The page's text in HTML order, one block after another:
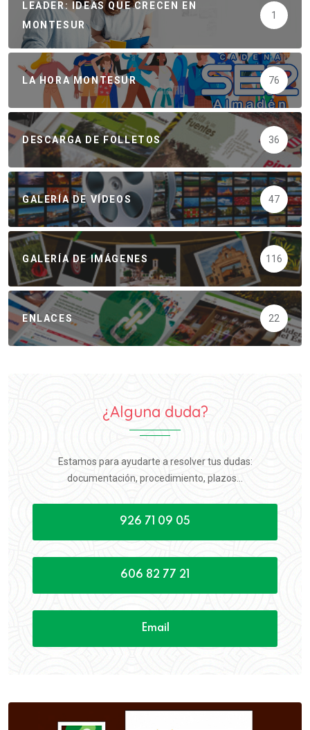
LEADER: IDEAS QUE CRECEN EN
MONTESUR
1
LA HORA MONTESUR 76
DESCARGA DE FOLLETOS 36
GALERÍA DE VÍDEOS 47
GALERÍA DE IMÁGENES 116
ENLACES 22
¿Alguna duda?
Estamos para ayudarte a resolver tus dudas:
documentación, procedimiento, plazos...
926 71 09 05
606 82 77 21
Email